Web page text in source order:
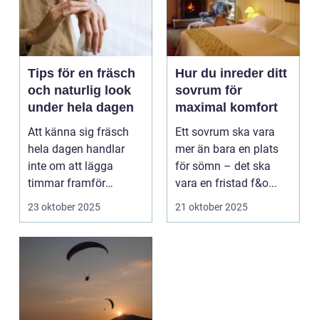
Tips för en fräsch
och naturlig look
under hela dagen
Att känna sig fräsch
hela dagen handlar
inte om att lägga
timmar framför
spegeln...
23 oktober 2025
Hur du inreder ditt
sovrum för
maximal komfort
Ett sovrum ska vara
mer än bara en plats
för sömn – det ska
vara en fristad f&o...
21 oktober 2025